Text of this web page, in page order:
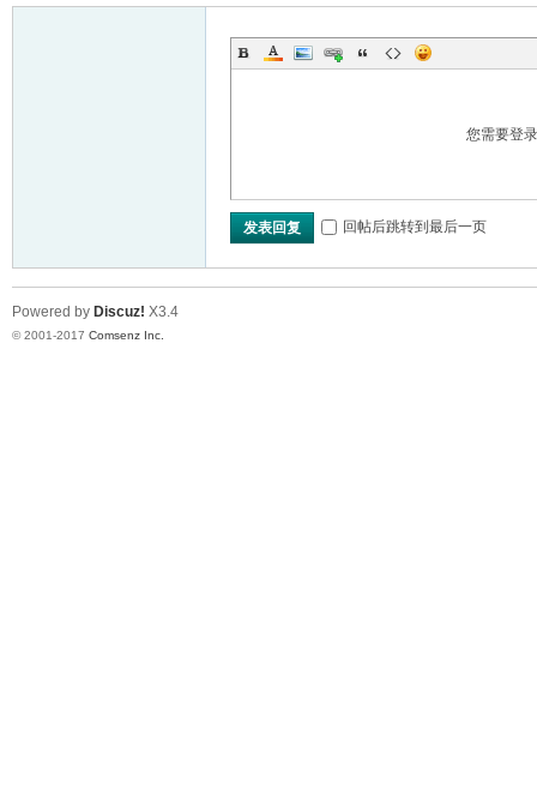
您需要登
发表回复 回帖后跳转到最后一页
Powered by Discuz! X3.4
© 2001-2017 Comsenz Inc.